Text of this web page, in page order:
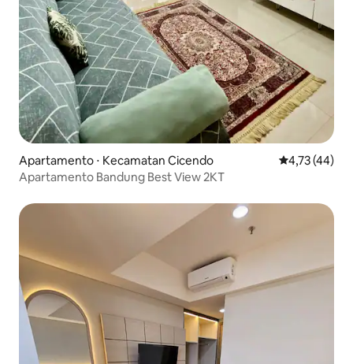
Apartamento ⋅ Kecamatan Cicendo 4,73 de uma
4,73 (44)
Apartamento Bandung Best View 2KT